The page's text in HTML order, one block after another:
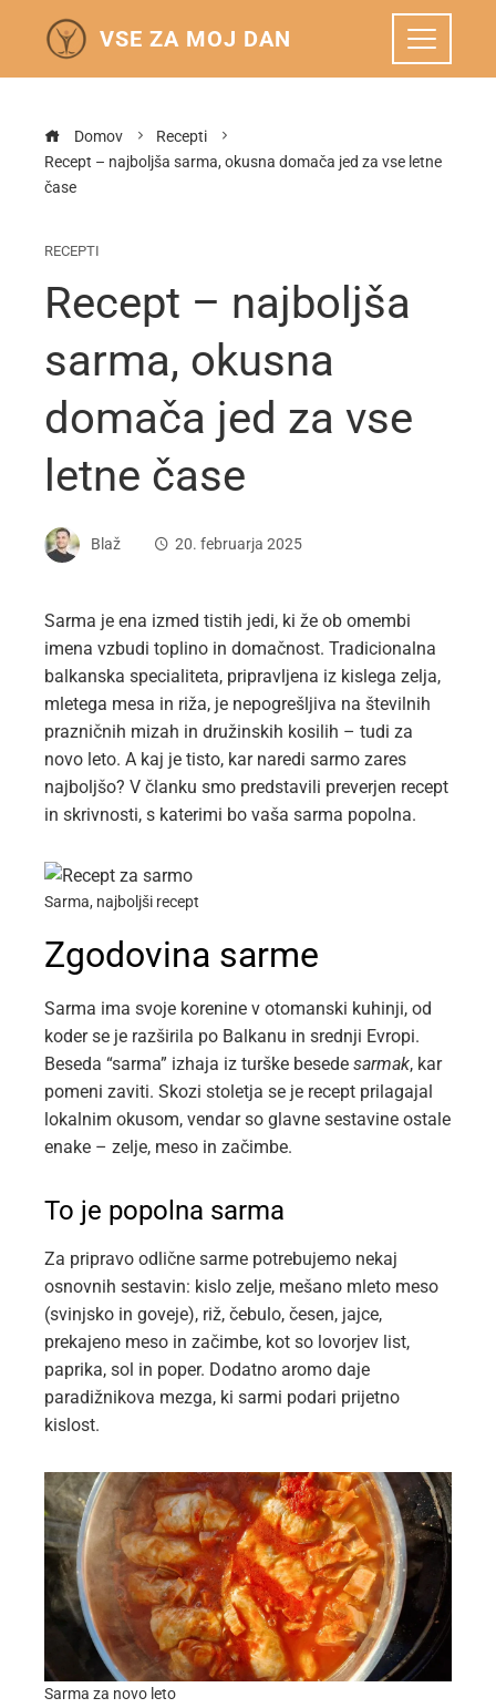
VSE ZA MOJ DAN
Domov
Recepti
Recept – najboljša sarma, okusna domača jed za vse letne
čase
RECEPTI
Recept – najboljša
sarma, okusna
domača jed za vse
letne čase
Blaž 20. februarja 2025
Sarma je ena izmed tistih jedi, ki že ob omembi
imena vzbudi toplino in domačnost. Tradicionalna
balkanska specialiteta, pripravljena iz kislega zelja,
mletega mesa in riža, je nepogrešljiva na številnih
prazničnih mizah in družinskih kosilih – tudi za
novo leto. A kaj je tisto, kar naredi sarmo zares
najboljšo? V članku smo predstavili preverjen recept
in skrivnosti, s katerimi bo vaša sarma popolna.
Sarma, najboljši recept
Zgodovina sarme
Sarma ima svoje korenine v otomanski kuhinji, od
koder se je razširila po Balkanu in srednji Evropi.
Beseda “sarma” izhaja iz turške besede sarmak, kar
pomeni zaviti. Skozi stoletja se je recept prilagajal
lokalnim okusom, vendar so glavne sestavine ostale
enake – zelje, meso in začimbe.
To je popolna sarma
Za pripravo odlične sarme potrebujemo nekaj
osnovnih sestavin: kislo zelje, mešano mleto meso
(svinjsko in goveje), riž, čebulo, česen, jajce,
prekajeno meso in začimbe, kot so lovorjev list,
paprika, sol in poper. Dodatno aromo daje
paradižnikova mezga, ki sarmi podari prijetno
kislost.
Sarma za novo leto